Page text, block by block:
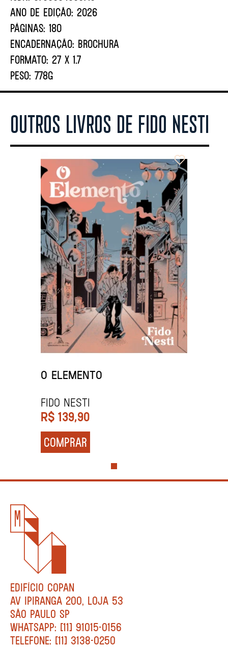
ANO DE EDIÇÃO: 2026
PÁGINAS: 180
ENCADERNAÇÃO: BROCHURA
FORMATO: 27 X 1.7
PESO: 778G
OUTROS LIVROS DE FIDO NESTI
O ELEMENTO
FIDO NESTI
R$ 139,90
COMPRAR
EDIFÍCIO COPAN
AV IPIRANGA 200, LOJA 53
SÃO PAULO SP
WHATSAPP: [11] 91015-0156
TELEFONE: [11] 3138-0250